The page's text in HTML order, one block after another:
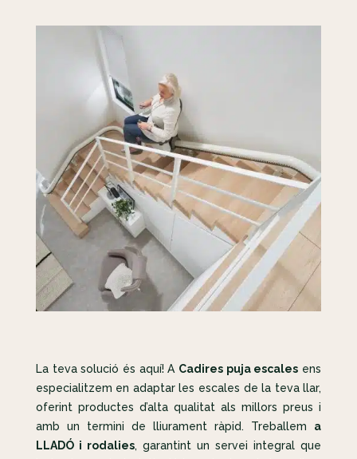
La teva solució és aquí! A Cadires puja escales ens
especialitzem en adaptar les escales de la teva llar,
oferint productes d’alta qualitat als millors preus i
amb un termini de lliurament ràpid. Treballem a
LLADÓ i rodalies, garantint un servei integral que